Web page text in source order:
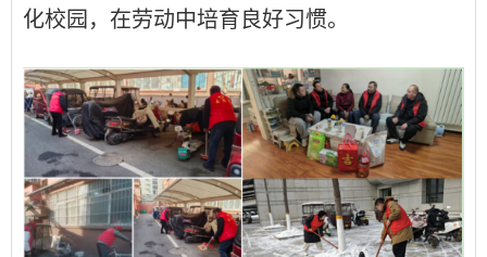
化校园，在劳动中培育良好习惯。